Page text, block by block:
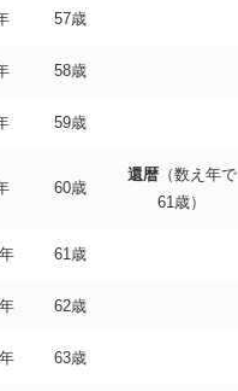
57歳
58歳
59歳
60歳
還暦（数え年で
61歳）
61歳
62歳
63歳